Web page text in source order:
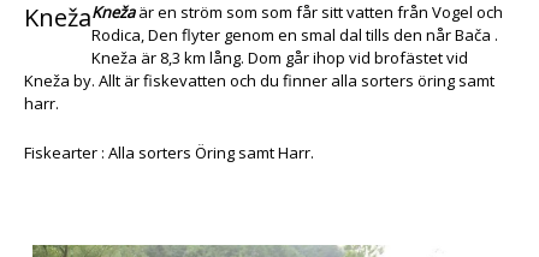
KnežaKnežaär en ström som som får sitt vatten från Vogel och
Rodica, Den flyter genom en smal dal tills den når Bača .
Kneža är 8,3 km lång. Dom går ihop vid brofästet vid
Kneža by. Allt är fiskevatten och du finner alla sorters öring samt
harr.
Fiskearter : Alla sorters Öring samt Harr.